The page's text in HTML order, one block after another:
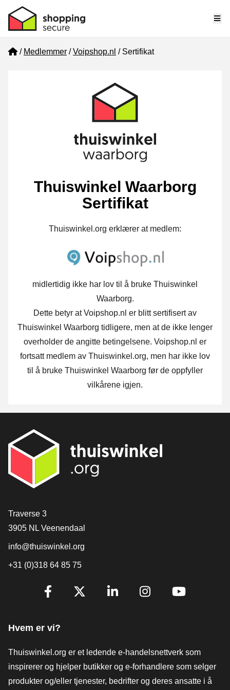
Home
Medlemmer Voipshop.nl Sertifikat
Thuiswinkel Waarborg
Sertifikat
Thuiswinkel.org erklærer at medlem:
midlertidig ikke har lov til å bruke Thuiswinkel
Waarborg.
Dette betyr at Voipshop.nl er blitt sertifisert av
Thuiswinkel Waarborg tidligere, men at de ikke lenger
overholder de angitte betingelsene. Voipshop.nl er
fortsatt medlem av Thuiswinkel.org, men har ikke lov
til å bruke Thuiswinkel Waarborg før de oppfyller
vilkårene igjen.
[_General:Contact]
Traverse 3
3905 NL Veenendaal
info@thuiswinkel.org
+31 (0)318 64 85 75
[_General:SocialMediaTitle]
Hvem er vi?
Thuiswinkel.org er et ledende e-handelsnettverk som
inspirerer og hjelper butikker og e-forhandlere som selger
produkter og/eller tjenester, bedrifter og deres ansatte i å